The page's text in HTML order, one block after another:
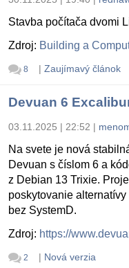
Stavba počítača dvomi
Zdroj: Building a
8 | Zaujímavý článok
Devuan 6
03.11.2025 | 22:52 |
Na svete je nová
Devuan s číslom 6 a
z Debian 13 Trixie.
poskytovanie
bez SystemD.
Zdroj: https://
2 | Nová verzia